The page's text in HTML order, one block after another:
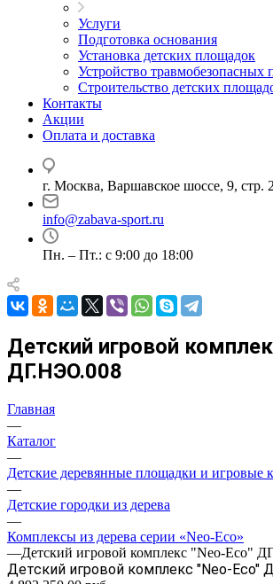
Услуги
Подготовка основания
Установка детских площадок
Устройство травмобезопасных
Строительство детских
Контакты
Акции
Оплата и доставка
г. Москва, Варшавское шоссе, 9, стр.
info@zabava-sport.ru
Пн. – Пт.: с 9:00 до 18:00
Детский игровой
ДГ.НЭО.008
Главная
—
Каталог
—
Детские деревянные площадки и игровые
—
Детские городки из дерева
—
Комплексы из дерева серии «Neo-Eco»
—Детский игровой комплекс "Neo-Eco"
Детский игровой комплекс "Neo-Eco"